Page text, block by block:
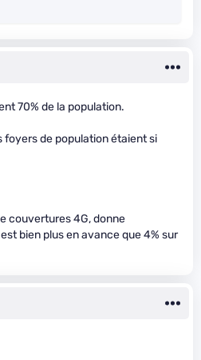
70% de la population.
foyers de population étaient si
couvertures 4G, donne
bien plus en avance que 4% sur